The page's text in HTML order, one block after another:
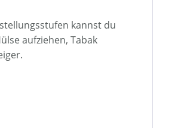
kannst du
aufziehen, Tabak